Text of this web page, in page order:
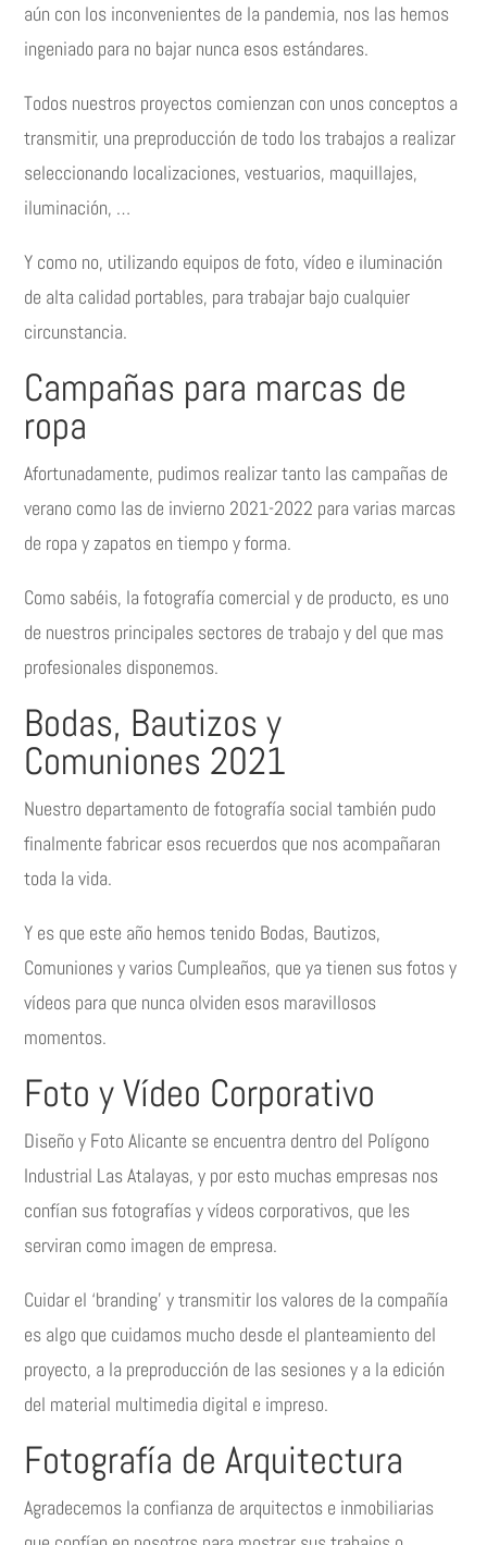
aún con los inconvenientes de la pandemia, nos las hemos
ingeniado para no bajar nunca esos estándares.
Todos nuestros proyectos comienzan con unos conceptos a
transmitir, una preproducción de todo los trabajos a realizar
seleccionando localizaciones, vestuarios, maquillajes,
iluminación, …
Y como no, utilizando equipos de foto, vídeo e iluminación
de alta calidad portables, para trabajar bajo cualquier
circunstancia.
Campañas para marcas de
ropa
Afortunadamente, pudimos realizar tanto las campañas de
verano como las de invierno 2021-2022 para varias marcas
de ropa y zapatos en tiempo y forma.
Como sabéis, la fotografía comercial y de producto, es uno
de nuestros principales sectores de trabajo y del que mas
profesionales disponemos.
Bodas, Bautizos y
Comuniones 2021
Nuestro departamento de fotografía social también pudo
finalmente fabricar esos recuerdos que nos acompañaran
toda la vida.
Y es que este año hemos tenido Bodas, Bautizos,
Comuniones y varios Cumpleaños, que ya tienen sus fotos y
vídeos para que nunca olviden esos maravillosos
momentos.
Foto y Vídeo Corporativo
Diseño y Foto Alicante se encuentra dentro del Polígono
Industrial Las Atalayas, y por esto muchas empresas nos
confían sus fotografías y vídeos corporativos, que les
serviran como imagen de empresa.
Cuidar el ‘branding’ y transmitir los valores de la compañía
es algo que cuidamos mucho desde el planteamiento del
proyecto, a la preproducción de las sesiones y a la edición
del material multimedia digital e impreso.
Fotografía de Arquitectura
Agradecemos la confianza de arquitectos e inmobiliarias